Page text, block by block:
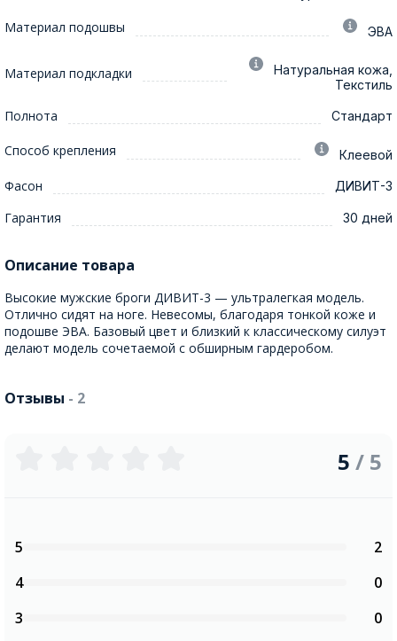
Материал подошвы ЭВА
Материал подкладки
Натуральная кожа,
Текстиль
Полнота Стандарт
Способ крепления Клеевой
Фасон ДИВИТ-3
Гарантия 30 дней
Описание товара
Высокие мужские броги ДИВИТ-3 — ультралегкая модель.
Отлично сидят на ноге. Невесомы, благодаря тонкой коже и
подошве ЭВА. Базовый цвет и близкий к классическому силуэт
делают модель сочетаемой с обширным гардеробом.
Отзывы - 2
5 / 5
5
2
4
0
3
0